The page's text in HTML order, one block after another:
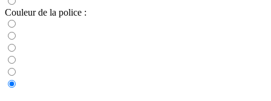
Couleur de la police :